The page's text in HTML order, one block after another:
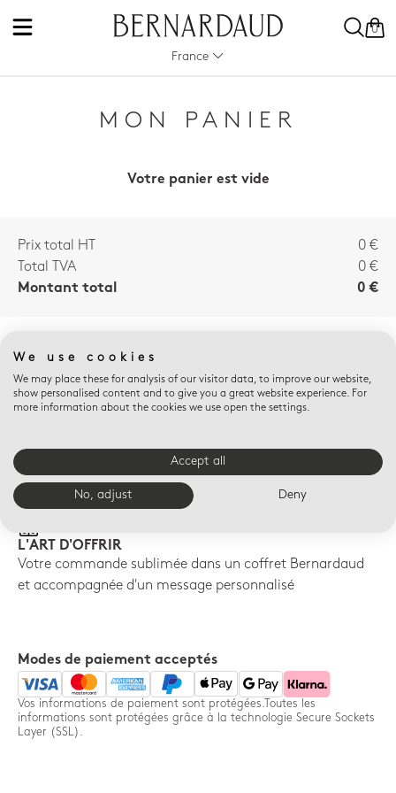
0
France
MON PANIER
Votre panier est vide
Prix total HT
0 €
Total TVA
0 €
Montant total
0 €
AVANTAGES E-
BOUTIQUE
Livraison offerte à partir de
100€ d'achats
RETOURS OFFERTS
Retour sous 14 jours offerts
L'ART D'OFFRIR
Votre commande sublimée dans un coffret Bernardaud
et accompagnée d'un message personnalisé
Modes de paiement acceptés
Vos informations de paiement sont protégées.Toutes les
informations sont protégées grâce à la technologie Secure Sockets
Layer (SSL).
We use cookies
We may place these for analysis of our visitor data, to improve our website,
show personalised content and to give you a great website experience. For
more information about the cookies we use open the settings.
Accept all
No, adjust Deny